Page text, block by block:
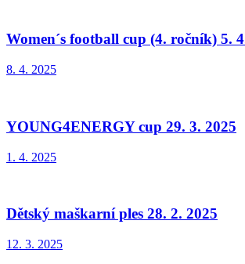
Women´s football cup (4. ročník) 5.
8. 4. 2025
YOUNG4ENERGY cup 29. 3. 2025
1. 4. 2025
Dětský maškarní ples 28. 2. 2025
12. 3. 2025